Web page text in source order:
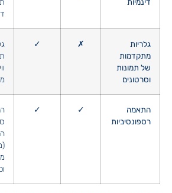
דינמיות
גלריות
מתקדמות
של תמונות
וסרטונים
✗
✓
התאמה
רספונסיביות
✓
✓